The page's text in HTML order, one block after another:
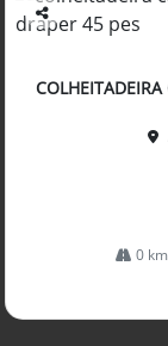
Co
arti
lhe
0 km